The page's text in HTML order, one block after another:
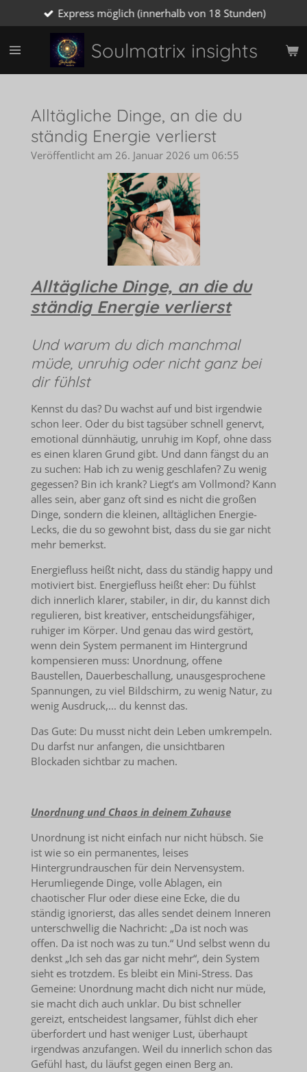
Hauptinhalt
springen
Soulmatrix insights
Express möglich (innerhalb von 18 Stunden)
Alltägliche Dinge, an die du
ständig Energie verlierst
Veröffentlicht am 26. Januar 2026 um 06:55
Alltägliche Dinge, an die du
ständig Energie verlierst
Und warum du dich manchmal
müde, unruhig oder nicht ganz bei
dir fühlst
Kennst du das? Du wachst auf und bist irgendwie
schon leer. Oder du bist tagsüber schnell genervt,
emotional dünnhäutig, unruhig im Kopf, ohne dass
es einen klaren Grund gibt. Und dann fängst du an
zu suchen: Hab ich zu wenig geschlafen? Zu wenig
gegessen? Bin ich krank? Liegt’s am Vollmond? Kann
alles sein, aber ganz oft sind es nicht die großen
Dinge, sondern die kleinen, alltäglichen Energie-
Lecks, die du so gewohnt bist, dass du sie gar nicht
mehr bemerkst.
Energiefluss heißt nicht, dass du ständig happy und
motiviert bist. Energiefluss heißt eher: Du fühlst
dich innerlich klarer, stabiler, in dir, du kannst dich
regulieren, bist kreativer, entscheidungsfähiger,
ruhiger im Körper. Und genau das wird gestört,
wenn dein System permanent im Hintergrund
kompensieren muss: Unordnung, offene
Baustellen, Dauerbeschallung, unausgesprochene
Spannungen, zu viel Bildschirm, zu wenig Natur, zu
wenig Ausdruck,... du kennst das.
Das Gute: Du musst nicht dein Leben umkrempeln.
Du darfst nur anfangen, die unsichtbaren
Blockaden sichtbar zu machen.
Unordnung und Chaos in deinem Zuhause
Unordnung ist nicht einfach nur nicht hübsch. Sie
ist wie so ein permanentes, leises
Hintergrundrauschen für dein Nervensystem.
Herumliegende Dinge, volle Ablagen, ein
chaotischer Flur oder diese eine Ecke, die du
ständig ignorierst, das alles sendet deinem Inneren
unterschwellig die Nachricht: „Da ist noch was
offen. Da ist noch was zu tun.“ Und selbst wenn du
denkst „Ich seh das gar nicht mehr“, dein System
sieht es trotzdem. Es bleibt ein Mini-Stress. Das
Gemeine: Unordnung macht dich nicht nur müde,
sie macht dich auch unklar. Du bist schneller
gereizt, entscheidest langsamer, fühlst dich eher
überfordert und hast weniger Lust, überhaupt
irgendwas anzufangen. Weil du innerlich schon das
Gefühl hast, du läufst gegen einen Berg an.